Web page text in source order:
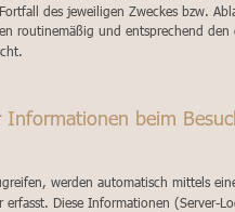
des jeweiligen Zweckes bzw.
routinemäßig und entsprechend
Informationen beim
werden automatisch mittels
erfasst. Diese Informationen (Server-